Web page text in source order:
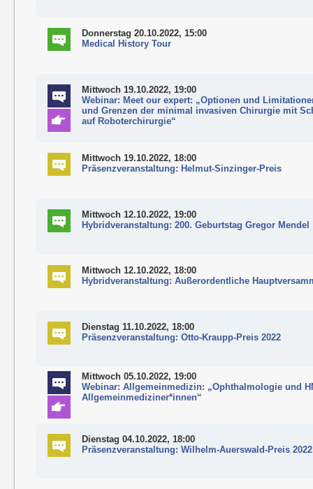
Donnerstag 20.10.2022, 15:00
Medical History Tour
Mittwoch 19.10.2022, 19:00
Webinar: Meet our expert: „Optionen und
und Grenzen der minimal invasiven Chirurgie mit
auf Roboterchirurgie“
Mittwoch 19.10.2022, 18:00
Präsenzveranstaltung: Helmut-Sinzinger-Preis
Mittwoch 12.10.2022, 19:00
Hybridveranstaltung: 200. Geburtstag Gregor Mendel
Mittwoch 12.10.2022, 18:00
Hybridveranstaltung: Außerordentliche
Dienstag 11.10.2022, 18:00
Präsenzveranstaltung: Otto-Kraupp-Preis 2022
Mittwoch 05.10.2022, 19:00
Webinar: Allgemeinmedizin: „Ophthalmologie und
Allgemeinmediziner*innen“
Dienstag 04.10.2022, 18:00
Präsenzveranstaltung: Wilhelm-Auerswald-Preis 2022